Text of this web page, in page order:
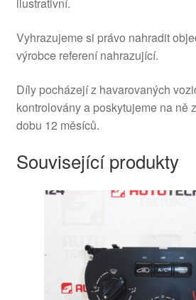
ilustrativní.
Vyhrazujeme si právo nahradit
výrobce referení nahrazující.
Díly pocházejí z havarovaných
kontrolovány a poskytujeme na ně
dobu 12 měsíců.
Související produkty